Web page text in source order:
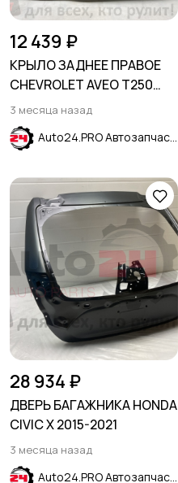
12 439 ₽
КРЫЛО ЗАДНЕЕ ПРАВОЕ
CHEVROLET AVEO T250
2006-2012 SEDAN
3 месяца назад
Auto24.PRO Автозапчасти
28 934 ₽
ДВЕРЬ БАГАЖНИКА HONDA
CIVIC X 2015-2021
3 месяца назад
Auto24.PRO Автозапчасти